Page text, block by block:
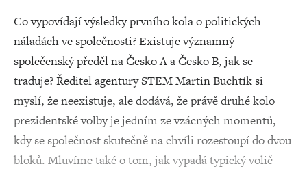
Co vypovídají výsledky prvního kola o politických
náladách ve společnosti? Existuje významný
společenský předěl na Česko A a Česko B, jak se
traduje? Ředitel agentury STEM Martin Buchtík si
myslí, že neexistuje, ale dodává, že právě druhé kolo
prezidentské volby je jedním ze vzácných momentů,
kdy se společnost skutečně na chvíli rozestoupí do dvou
bloků. Mluvíme také o tom, jak vypadá typický volič